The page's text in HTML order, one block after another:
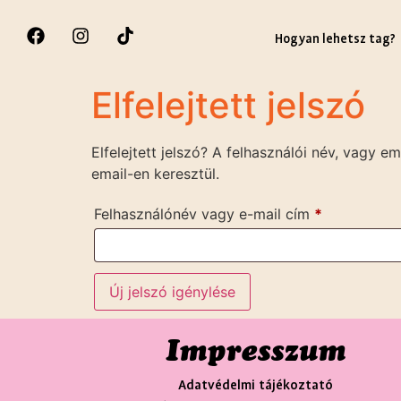
Hogyan lehetsz tag?
Elfelejtett jelszó
Elfelejtett jelszó? A felhasználói név, vagy
email-en keresztül.
Felhasználónév vagy e-mail cím *
Új jelszó igénylése
Impresszum
Adatvédelmi tájékoztató